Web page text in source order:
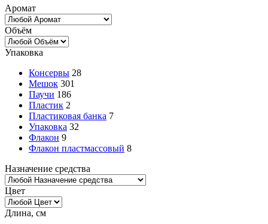
Аромат
Объём
Упаковка
Консервы 28
Мешок 301
Паучи 186
Пластик 2
Пластиковая банка 7
Упаковка 32
Флакон 9
Флакон пластмассовый 8
Назначение средства
Цвет
Длина, см